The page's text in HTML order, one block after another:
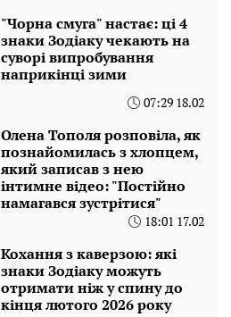
"Чорна смуга" настає: ці 4
знаки Зодіаку чекають на
суворі випробування
наприкінці зими
07:29 18.02
Олена Тополя розповіла, як
познайомилась з хлопцем,
який записав з нею
інтимне відео: "Постійно
намагався зустрітися"
18:01 17.02
Кохання з каверзою: які
знаки Зодіаку можуть
отримати ніж у спину до
кінця лютого 2026 року